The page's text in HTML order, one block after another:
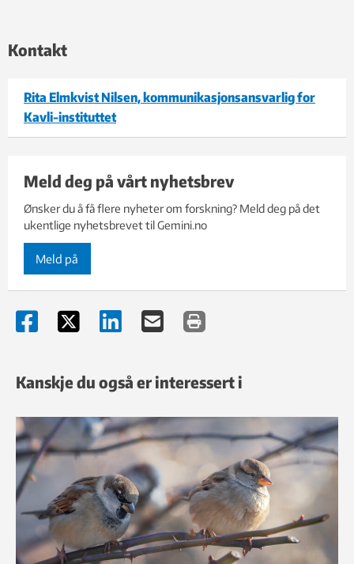
Kontakt
Rita Elmkvist Nilsen, kommunikasjonsansvarlig for
Kavli-instituttet
Meld deg på vårt nyhetsbrev
Ønsker du å få flere nyheter om forskning? Meld deg på det
ukentlige nyhetsbrevet til Gemini.no
Meld på
Kanskje du også er interessert i